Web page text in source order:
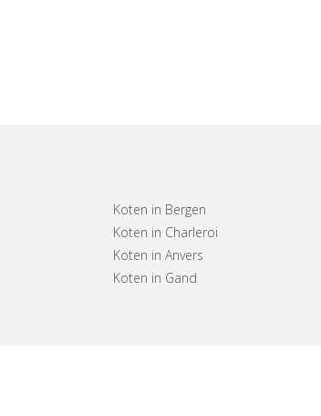
Koten in Bergen
Koten in Charleroi
Koten in Anvers
Koten in Gand